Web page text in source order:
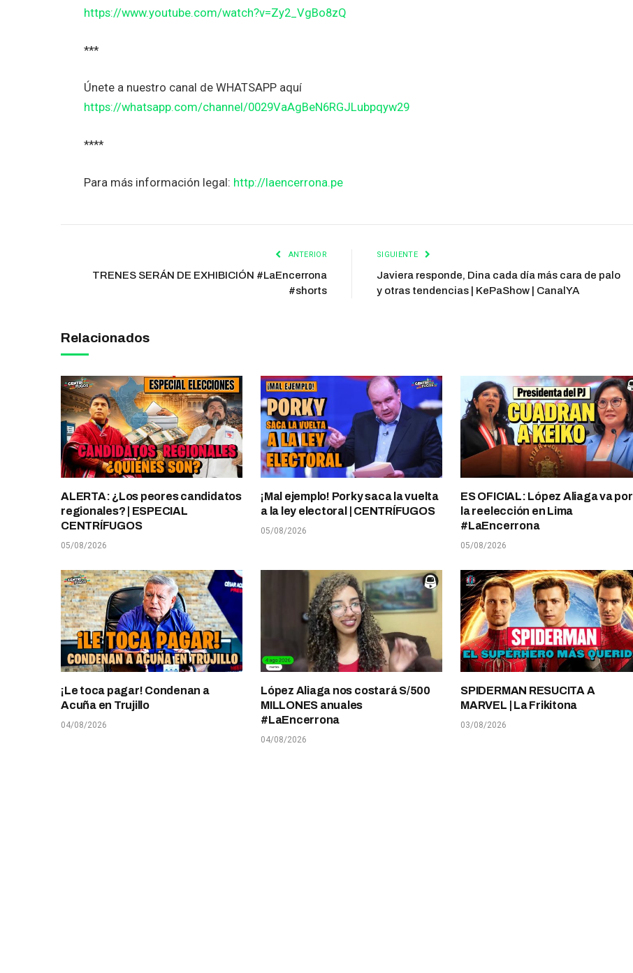
https://www.youtube.com/watch?v=Zy2_VgBo8zQ
***
Únete a nuestro canal de WHATSAPP aquí
https://whatsapp.com/channel/0029VaAgBeN6RGJLubpqyw29
****
Para más información legal: http://laencerrona.pe
ANTERIOR
TRENES SERÁN DE EXHIBICIÓN #LaEncerrona
#shorts
SIGUIENTE
Javiera responde, Dina cada día más cara de palo
y otras tendencias | KePaShow | CanalYA
Relacionados
ALERTA: ¿Los peores candidatos
regionales? | ESPECIAL
CENTRÍFUGOS
05/08/2026
¡Mal ejemplo! Porky saca la vuelta
a la ley electoral | CENTRÍFUGOS
05/08/2026
ES OFICIAL: López Aliaga va por
la reelección en Lima
#LaEncerrona
05/08/2026
¡Le toca pagar! Condenan a
Acuña en Trujillo
04/08/2026
López Aliaga nos costará S/500
MILLONES anuales
#LaEncerrona
04/08/2026
SPIDERMAN RESUCITA A
MARVEL | La Frikitona
03/08/2026